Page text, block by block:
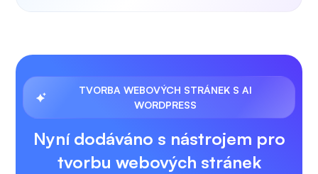
TVORBA WEBOVÝCH STRÁNEK S AI
WORDPRESS
Nyní dodáváno s nástrojem pro
tvorbu webových stránek